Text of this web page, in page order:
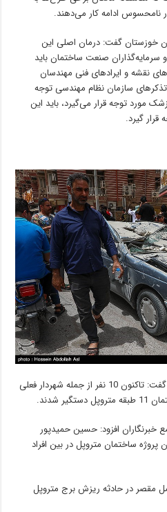
نامحسوس ادامه کار می‌دهند.
خوزستان گفت: درمان اصلی این
صنعت ساختمان باید
نقشه و ایرادهای فنی مهندسان
سازمان نظام مهندسی توجه
مورد توجه قرار می‌گیرد، باید این
گیرد.
دادستان عمومی و انقلاب خوزستان گفت: تاکنون 10 نفر از جمله شهردار فعلی
شدند.
افزود: حسین حمیدپور
و ناظران پروژه ساختمان متروپل در بین افراد
مقصر در حادثه ریزش برج متروپل